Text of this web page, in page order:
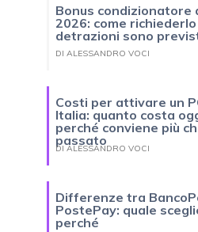
Bonus condizionatore
2026: come
detrazioni sono
DI ALESSANDRO VOCI
Costi per attivare un
Italia: quanto costa
perché conviene più
passato
DI ALESSANDRO VOCI
Differenze tra
PostePay: quale
perché